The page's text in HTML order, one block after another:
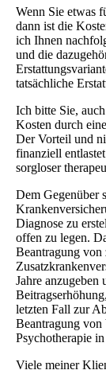
Wenn Sie etwas
dann ist die
ich Ihnen
und die
tatsächliche
Ich bitte Sie,
Kosten durch
Der Vorteil und
finanziell
sorgloser
Dem Gegenüber
Diagnose zu
offen zu legen.
Beantragung
Jahre anzugeben
letzten Fall zur
Beantragung von
Psychotherapie
Viele meiner